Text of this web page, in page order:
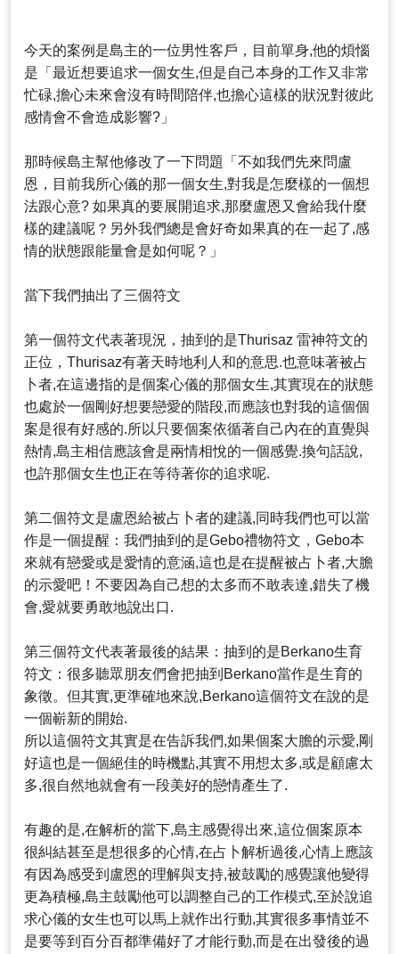
今天的案例是島主的一位男性客戶，目前單身,他的煩惱
是「最近想要追求一個女生,但是自己本身的工作又非常
忙碌,擔心未來會沒有時間陪伴,也擔心這樣的狀況對彼此
感情會不會造成影響?」
那時候島主幫他修改了一下問題「不如我們先來問盧
恩，目前我所心儀的那一個女生,對我是怎麼樣的一個想
法跟心意? 如果真的要展開追求,那麼盧恩又會給我什麼
樣的建議呢？另外我們總是會好奇如果真的在一起了,感
情的狀態跟能量會是如何呢？」
當下我們抽出了三個符文
第一個符文代表著現況，抽到的是Thurisaz 雷神符文的
正位，Thurisaz有著天時地利人和的意思.也意味著被占
卜者,在這邊指的是個案心儀的那個女生,其實現在的狀態
也處於一個剛好想要戀愛的階段,而應該也對我的這個個
案是很有好感的.所以只要個案依循著自己內在的直覺與
熱情,島主相信應該會是兩情相悅的一個感覺.換句話說,
也許那個女生也正在等待著你的追求呢.
第二個符文是盧恩給被占卜者的建議,同時我們也可以當
作是一個提醒：我們抽到的是Gebo禮物符文，Gebo本
來就有戀愛或是愛情的意涵,這也是在提醒被占卜者,大膽
的示愛吧！不要因為自己想的太多而不敢表達,錯失了機
會,愛就要勇敢地說出口.
第三個符文代表著最後的結果：抽到的是Berkano生育
符文：很多聽眾朋友們會把抽到Berkano當作是生育的
象徵。但其實,更準確地來說,Berkano這個符文在說的是
一個嶄新的開始.
所以這個符文其實是在告訴我們,如果個案大膽的示愛,剛
好這也是一個絕佳的時機點,其實不用想太多,或是顧慮太
多,很自然地就會有一段美好的戀情產生了.
有趣的是,在解析的當下,島主感覺得出來,這位個案原本
很糾結甚至是想很多的心情,在占卜解析過後,心情上應該
有因為感受到盧恩的理解與支持,被鼓勵的感覺讓他變得
更為積極,島主鼓勵他可以調整自己的工作模式,至於說追
求心儀的女生也可以馬上就作出行動,其實很多事情並不
是要等到百分百都準備好了才能行動,而是在出發後的過